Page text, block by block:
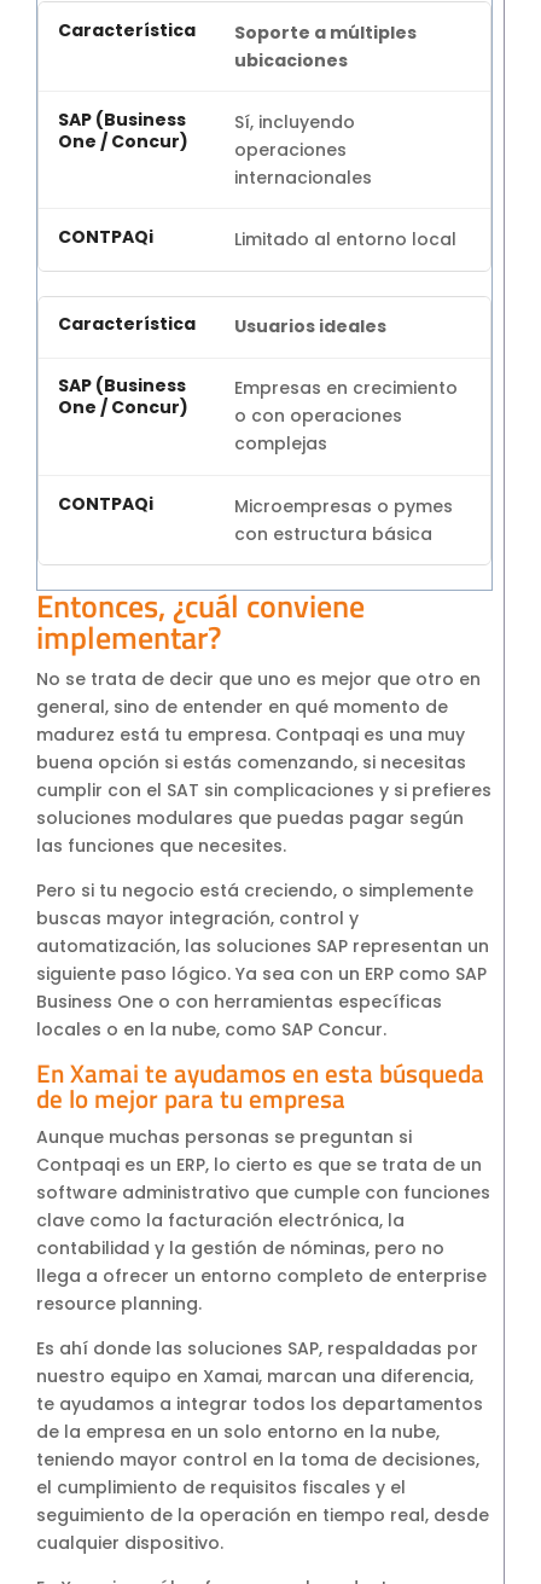
Soporte a múltiples
ubicaciones
Sí, incluyendo
operaciones
internacionales
Limitado al entorno local
Usuarios ideales
Empresas en crecimiento
o con operaciones
complejas
Microempresas o pymes
con estructura básica
Entonces, ¿cuál conviene
implementar?
No se trata de decir que uno es mejor que otro en
general, sino de entender en qué momento de
madurez está tu empresa. Contpaqi es una muy
buena opción si estás comenzando, si necesitas
cumplir con el SAT sin complicaciones y si prefieres
soluciones modulares que puedas pagar según
las funciones que necesites.
Pero si tu negocio está creciendo, o simplemente
buscas mayor integración, control y
automatización, las soluciones SAP representan un
siguiente paso lógico. Ya sea con un ERP como SAP
Business One o con herramientas específicas
locales o en la nube, como SAP Concur.
En Xamai te ayudamos en esta búsqueda
de lo mejor para tu empresa
Aunque muchas personas se preguntan si
Contpaqi es un ERP, lo cierto es que se trata de un
software administrativo que cumple con funciones
clave como la facturación electrónica, la
contabilidad y la gestión de nóminas, pero no
llega a ofrecer un entorno completo de enterprise
resource planning.
Es ahí donde las soluciones SAP, respaldadas por
nuestro equipo en Xamai, marcan una diferencia,
te ayudamos a integrar todos los departamentos
de la empresa en un solo entorno en la nube,
teniendo mayor control en la toma de decisiones,
el cumplimiento de requisitos fiscales y el
seguimiento de la operación en tiempo real, desde
cualquier dispositivo.